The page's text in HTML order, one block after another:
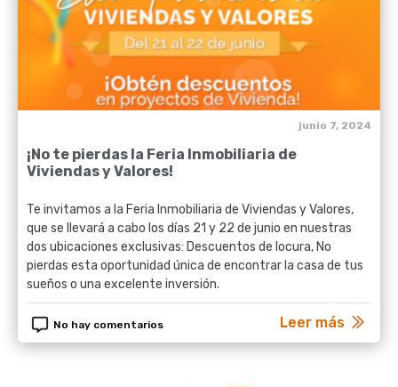
¡No te pierdas la Feria Inmobiliaria de
Viviendas y Valores!
junio 7, 2024
No hay comentarios
Te invitamos a la Feria Inmobiliaria de Viviendas y Valores,
que se llevará a cabo los días 21 y 22 de junio en nuestras
dos ubicaciones exclusivas: Descuentos de locura, No
pierdas esta oportunidad única de encontrar la casa de tus
sueños o una excelente inversión.
Leer más